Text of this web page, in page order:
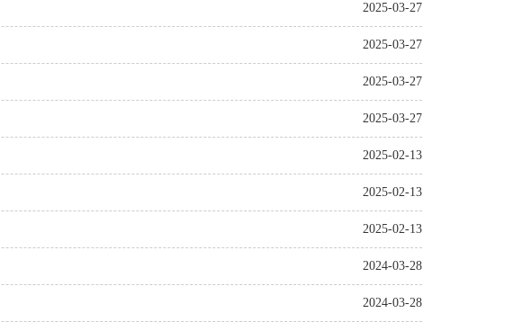
2025-03-27
2025-03-27
2025-03-27
2025-03-27
2025-02-13
2025-02-13
2025-02-13
2024-03-28
2024-03-28